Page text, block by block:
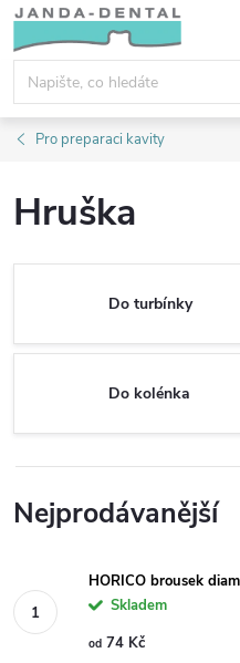
Přejít
obsah
Pro preparaci kavity
Hruška
Do turbínky
Do kolénka
Nejprodávanější
HORICO brousek
Skladem
od 74 Kč